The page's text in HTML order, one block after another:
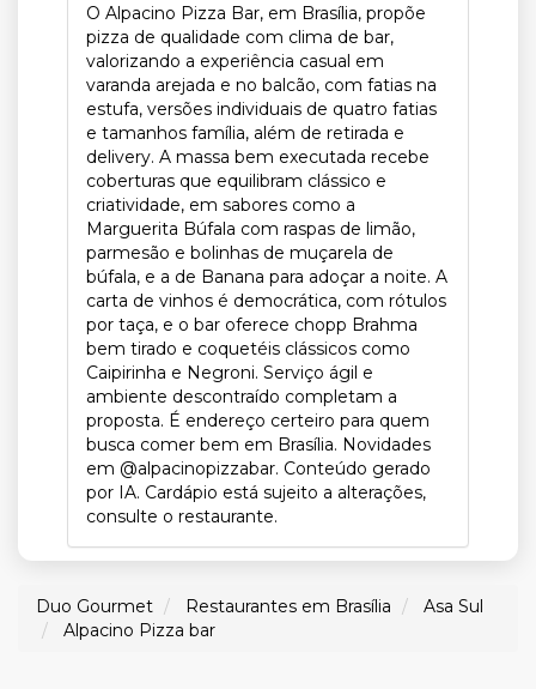
O Alpacino Pizza Bar, em Brasília, propõe
pizza de qualidade com clima de bar,
valorizando a experiência casual em
varanda arejada e no balcão, com fatias na
estufa, versões individuais de quatro fatias
e tamanhos família, além de retirada e
delivery. A massa bem executada recebe
coberturas que equilibram clássico e
criatividade, em sabores como a
Marguerita Búfala com raspas de limão,
parmesão e bolinhas de muçarela de
búfala, e a de Banana para adoçar a noite. A
carta de vinhos é democrática, com rótulos
por taça, e o bar oferece chopp Brahma
bem tirado e coquetéis clássicos como
Caipirinha e Negroni. Serviço ágil e
ambiente descontraído completam a
proposta. É endereço certeiro para quem
busca comer bem em Brasília. Novidades
em @alpacinopizzabar. Conteúdo gerado
por IA. Cardápio está sujeito a alterações,
consulte o restaurante.
Duo Gourmet Restaurantes em Brasília
Asa Sul
Alpacino Pizza bar